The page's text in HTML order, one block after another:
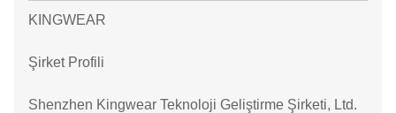
KINGWEAR
Şirket Profili
Shenzhen Kingwear Teknoloji Geliştirme Şirketi, Ltd.